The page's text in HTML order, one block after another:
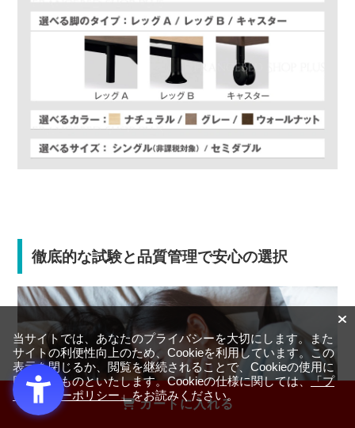
カートに入れる
徹底的な試験と品質管理で安心の選択
当サイトでは、あなたのプライバシーを大切にします。また
サイトの利便性向上のため、Cookieを利用しています。この
表示を閉じるか、閲覧を継続されることで、Cookieの使用に
同意するものといたします。Cookieの仕様に関しては、「プ
ライバシーポリシー」をお読みください。